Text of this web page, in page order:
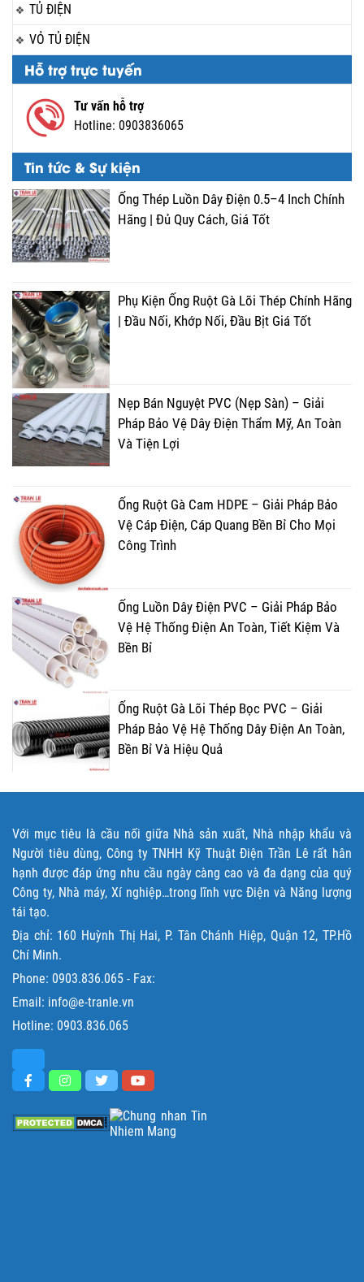
TỦ ĐIỆN
VỎ TỦ ĐIỆN
Hỗ trợ trực tuyến
Tư vấn hỗ trợ
Hotline: 0903836065
Tin tức & Sự kiện
Ống Thép Luồn Dây Điện 0.5–4 Inch Chính
Hãng | Đủ Quy Cách, Giá Tốt
Phụ Kiện Ống Ruột Gà Lõi Thép Chính Hãng
| Đầu Nối, Khớp Nối, Đầu Bịt Giá Tốt
Nẹp Bán Nguyệt PVC (Nẹp Sàn) – Giải
Pháp Bảo Vệ Dây Điện Thẩm Mỹ, An Toàn
Và Tiện Lợi
Ống Ruột Gà Cam HDPE – Giải Pháp Bảo
Vệ Cáp Điện, Cáp Quang Bền Bỉ Cho Mọi
Công Trình
Ống Luồn Dây Điện PVC – Giải Pháp Bảo
Vệ Hệ Thống Điện An Toàn, Tiết Kiệm Và
Bền Bỉ
Ống Ruột Gà Lõi Thép Bọc PVC – Giải
Pháp Bảo Vệ Hệ Thống Dây Điện An Toàn,
Bền Bỉ Và Hiệu Quả
Với mục tiêu là cầu nối giữa Nhà sản xuất, Nhà nhập khẩu và
Người tiêu dùng, Công ty TNHH Kỹ Thuật Điện Trần Lê rất hân
hạnh được đáp ứng nhu cầu ngày càng cao và đa dạng của quý
Công ty, Nhà máy, Xí nghiệp…trong lĩnh vực Điện và Năng lượng
tái tạo.
Địa chỉ: 160 Huỳnh Thị Hai, P. Tân Chánh Hiệp, Quận 12, TP.Hồ
Chí Minh.
Phone: 0903.836.065 - Fax:
Email: info@e-tranle.vn
Hotline: 0903.836.065